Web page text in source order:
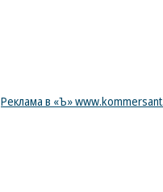
Реклама в «Ъ»